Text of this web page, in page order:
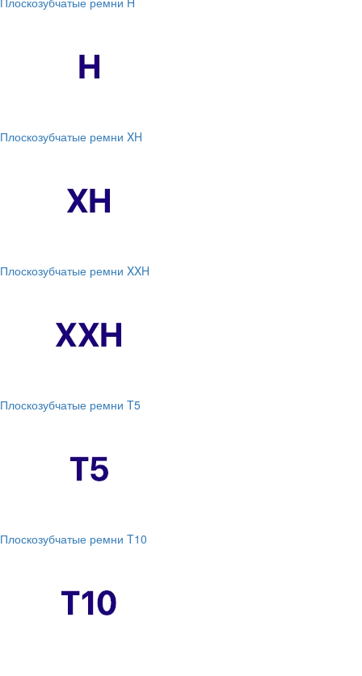
Плоскозубчатые ремни XH
Плоскозубчатые ремни XXH
Плоскозубчатые ремни T5
Плоскозубчатые ремни T10